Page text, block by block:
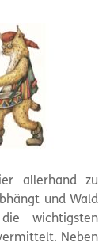
allerhand zu
und Wald
wichtigsten
Neben